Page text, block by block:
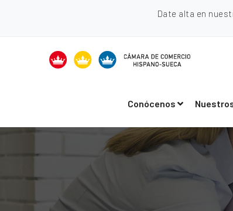
Date alta en
Conócenos